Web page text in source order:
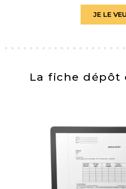
JE LE
La fiche dépôt